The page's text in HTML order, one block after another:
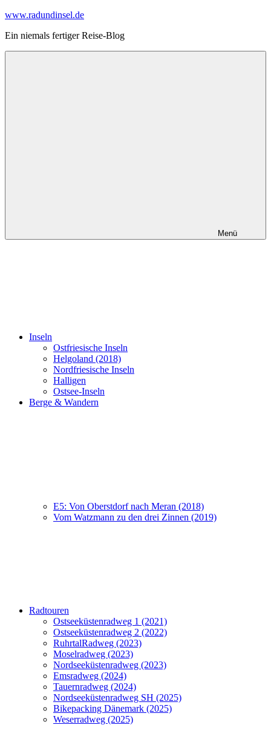
Zum
springen
www.radundinsel.de
Ein niemals fertiger Reise-Blog
Menü
Inseln
Ostfriesische Inseln
Helgoland (2018)
Nordfriesische Inseln
Halligen
Ostsee-Inseln
Berge & Wandern
E5: Von Oberstdorf nach Meran (2018)
Vom Watzmann zu den drei Zinnen (2019)
Radtouren
Ostseeküstenradweg 1 (2021)
Ostseeküstenradweg 2 (2022)
RuhrtalRadweg (2023)
Moselradweg (2023)
Nordseeküstenradweg (2023)
Emsradweg (2024)
Tauernradweg (2024)
Nordseeküstenradweg SH (2025)
Bikepacking Dänemark (2025)
Weserradweg (2025)